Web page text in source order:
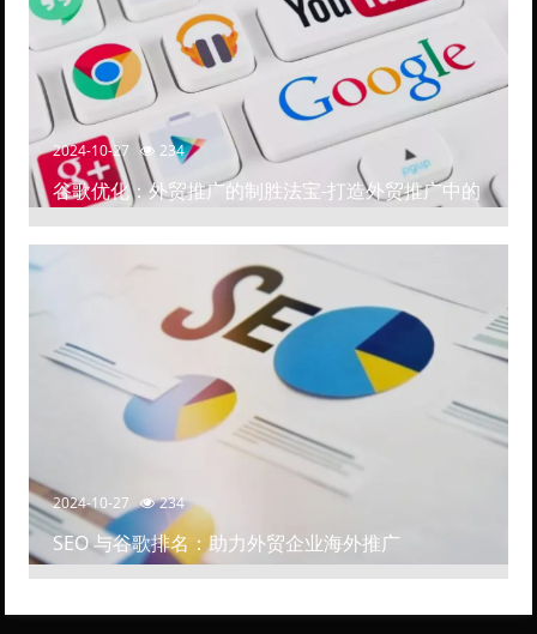
2024-10-27 234
谷歌优化：外贸推广的制胜法宝-打造外贸推广中的
高排名网站
2024-10-27 234
SEO 与谷歌排名：助力外贸企业海外推广